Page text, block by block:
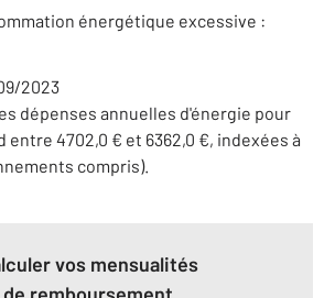
énergétique excessive :
2023
dépenses annuelles d'énergie pour
entre 4702,0 € et 6362,0 €, indexées à
compris).
vos mensualités